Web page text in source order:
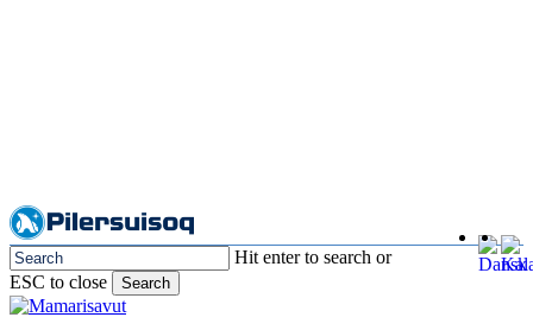
Hit enter to search or
ESC to close
Search
Close